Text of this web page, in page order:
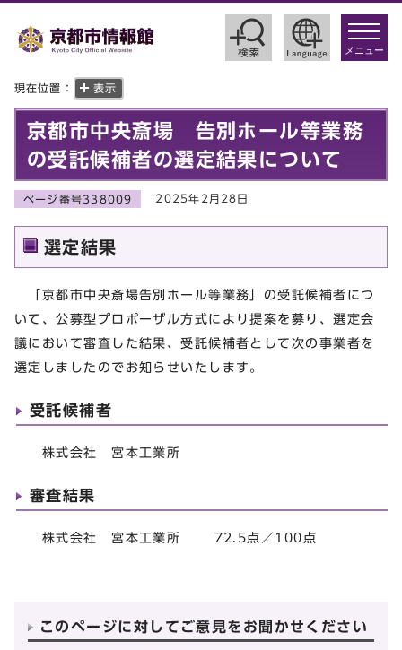
toggle
メニュー
現在位置： 表示
京都市中央斎場 告別ホール等業務
の受託候補者の選定結果について
ページ番号338009 2025年2月28日
選定結果
「京都市中央斎場告別ホール等業務」の受託候補者につ
いて、公募型プロポーザル方式により提案を募り、選定会
議において審査した結果、受託候補者として次の事業者を
選定しましたのでお知らせいたします。
受託候補者
株式会社 宮本工業所
審査結果
株式会社 宮本工業所 72.5点／100点
このページに対してご意見をお聞かせください